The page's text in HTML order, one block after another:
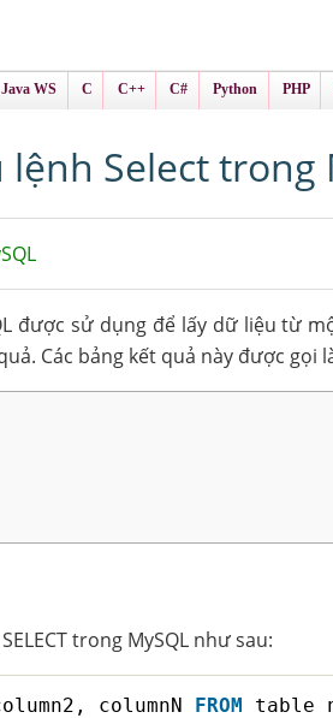
Java WS C C++ C# Python PHP
lệnh Select trong
được sử dụng để lấy dữ liệu từ
Các bảng kết quả này được gọi
trong MySQL như sau:
columnN FROM